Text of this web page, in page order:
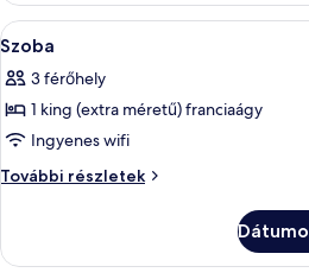
A
következő
szoba
összes
képének
megtekintése:
Egy
16
Szoba
3 férőhely
1 king (extra méretű) franciaágy
Ingyenes wifi
További részletek
Szoba